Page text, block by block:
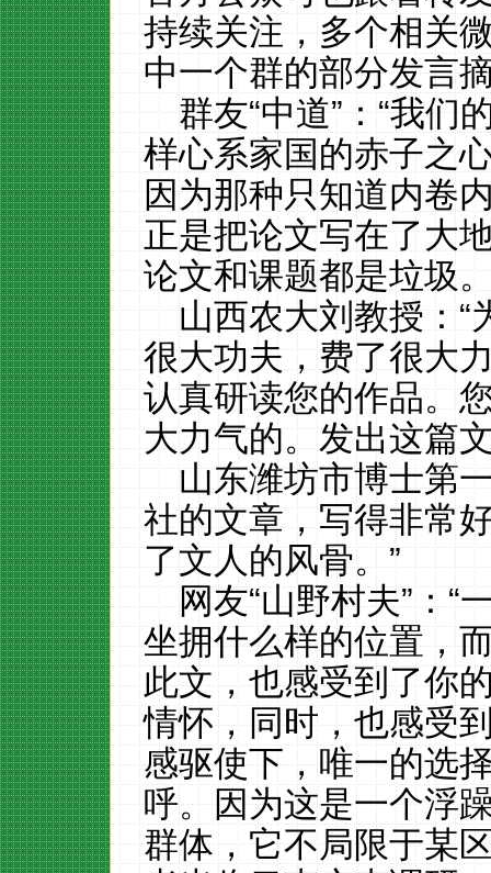
持续关注，多个相关
中一个群的部分发言
群友“中道”：“我们
样心系家国的赤子之
因为那种只知道内卷
正是把论文写在了大
论文和课题都是垃圾
山西农大刘教授：“
很大功夫，费了很大
认真研读您的作品。
大力气的。发出这篇
山东潍坊市博士第
社的文章，写得非常
了文人的风骨。”
网友“山野村夫”：“
坐拥什么样的位置，
此文，也感受到了你
情怀，同时，也感受
感驱使下，唯一的选
呼。因为这是一个浮
群体，它不局限于某